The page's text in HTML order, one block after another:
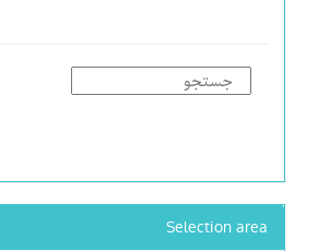
Selection area